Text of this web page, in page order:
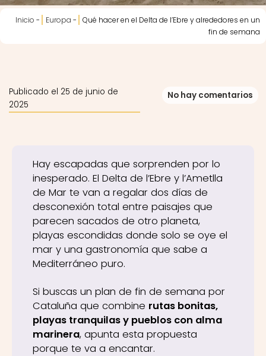
Inicio - Europa -
Qué hacer en el Delta de l’Ebre y alrededores en un
fin de semana
No hay comentarios
Publicado el 25 de junio de
2025
Hay escapadas que sorprenden por lo
inesperado. El Delta de l’Ebre y l’Ametlla
de Mar te van a regalar dos días de
desconexión total entre paisajes que
parecen sacados de otro planeta,
playas escondidas donde solo se oye el
mar y una gastronomía que sabe a
Mediterráneo puro.
Si buscas un plan de fin de semana por
Cataluña que combine rutas bonitas,
playas tranquilas y pueblos con alma
marinera, apunta esta propuesta
porque te va a encantar.